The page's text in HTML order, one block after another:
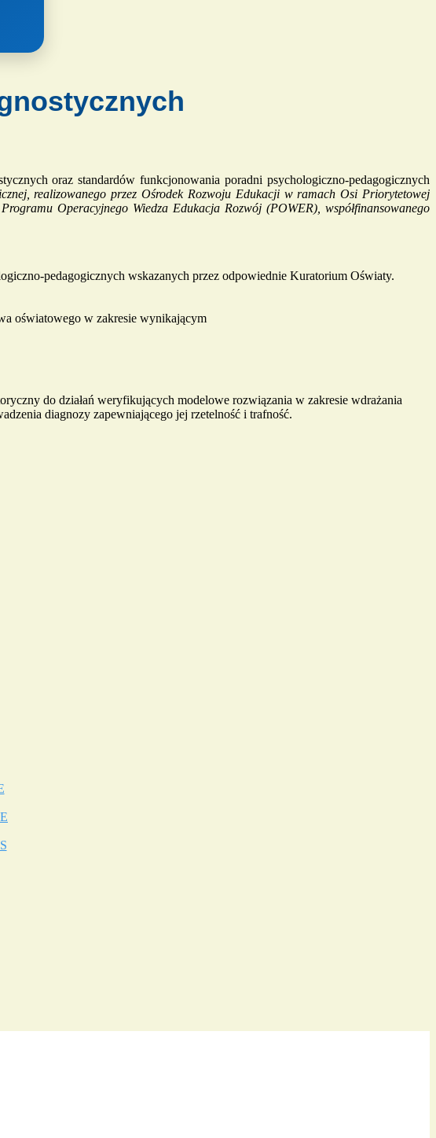
oraz standardów funkcjonowania poradni psychologiczno-pedagogicznych
realizowanego przez Ośrodek Rozwoju Edukacji w ramach Osi Priorytetowej
Operacyjnego Wiedza Edukacja Rozwój (POWER), współfinansowanego
pedagogicznych wskazanych przez odpowiednie Kuratorium Oświaty.
oświatowego w zakresie wynikającym
do działań weryfikujących modelowe rozwiązania w zakresie wdrażania
diagnozy zapewniającego jej rzetelność i trafność.